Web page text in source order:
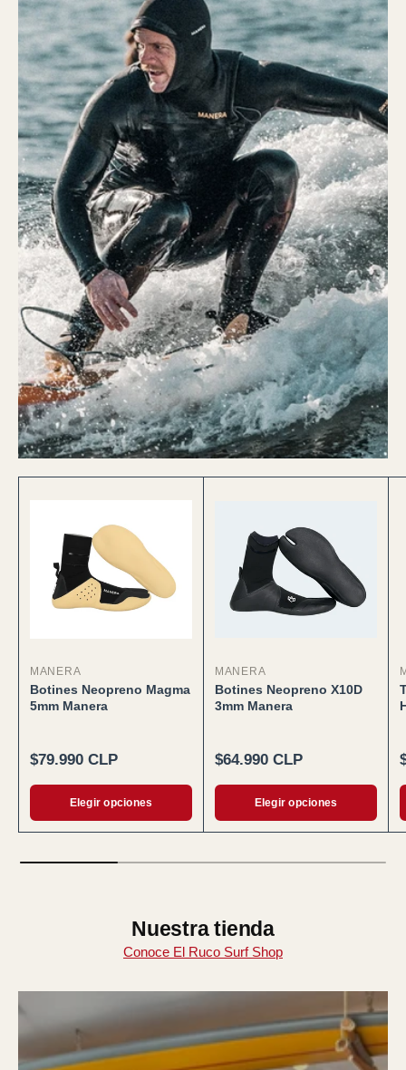
MANERA
Botines Neopreno Magma
5mm Manera
Precio normal
$79.990 CLP
Elegir opciones
MANERA
Botines Neopreno X10D
3mm Manera
Precio normal
$64.990 CLP
Elegir opciones
Nuestra tienda
Conoce El Ruco Surf Shop